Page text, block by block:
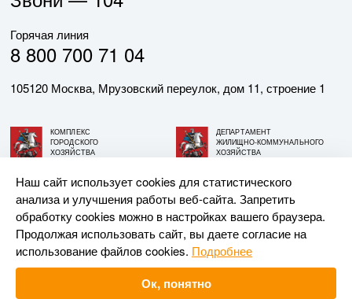
Горячая линия
8 800 700 71 04
105120 Москва, Мрузовский переулок, дом 11, строение 1
КОМПЛЕКС
ГОРОДСКОГО
ХОЗЯЙСТВА
ДЕПАРТАМЕНТ
ЖИЛИЩНО-КОММУНАЛЬНОГО
ХОЗЯЙСТВА
© АО «МОСГАЗ», 2026. При использовании материалов
ссылка на сайт обязательна.
Разработка и поддержка —Upriver
Наш сайт использует cookies для статистического
анализа и улучшения работы веб-сайта. Запретить
обработку cookies можно в настройках вашего браузера.
Продолжая использовать сайт, вы даете согласие на
использование файлов cookies. Подробнее
Ок, понятно